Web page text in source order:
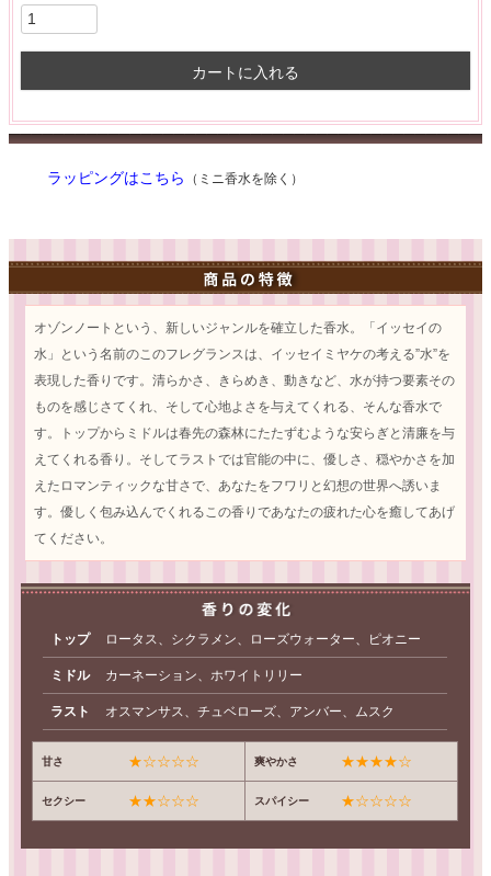
カートに入れる
ラッピングはこちら （ミニ香水を除く）
オゾンノートという、新しいジャンルを確立した香水。「イッセイの
水」という名前のこのフレグランスは、イッセイミヤケの考える”水”を
表現した香りです。清らかさ、きらめき、動きなど、水が持つ要素その
ものを感じさてくれ、そして心地よさを与えてくれる、そんな香水で
す。トップからミドルは春先の森林にたたずむような安らぎと清廉を与
えてくれる香り。そしてラストでは官能の中に、優しさ、穏やかさを加
えたロマンティックな甘さで、あなたをフワリと幻想の世界へ誘いま
す。優しく包み込んでくれるこの香りであなたの疲れた心を癒してあげ
てください。
トップ ロータス、シクラメン、ローズウォーター、ピオニー
ミドル カーネーション、ホワイトリリー
ラスト オスマンサス、チュベローズ、アンバー、ムスク
甘さ ★☆☆☆☆ 爽やかさ ★★★★☆
セクシー ★★☆☆☆ スパイシー ★☆☆☆☆